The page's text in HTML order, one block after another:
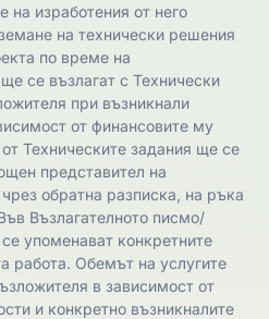
на изработения от него
на технически решения
по време на
се възлагат с Технически
при възникнали
от финансовите му
Техническите задания ще се
представител на
обратна разписка, на ръка
Възлагателното писмо/
упоменават конкретните
работа. Обемът на услугите
в зависимост от
и конкретно възникналите